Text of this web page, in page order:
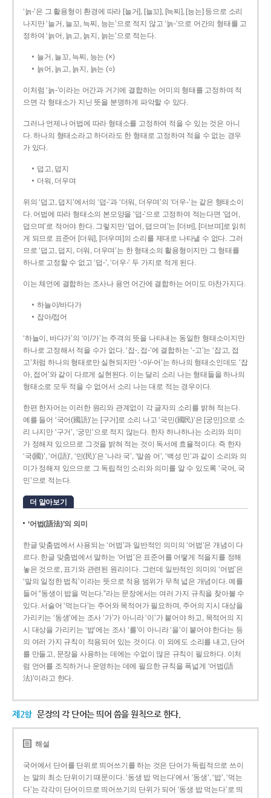
‘늙-’은 그 활용형이 환경에 따라 [늘거], [늘꼬], [늑찌], [능는] 등으로 소리
나지만 ‘늘거, 늘꼬, 늑찌, 능는’으로 적지 않고 ‘늙-’으로 어간의 형태를 고
정하여 ‘늙어, 늙고, 늙지, 늙는’으로 적는다.
늘거, 늘꼬, 늑찌, 능는 (×)
늙어, 늙고, 늙지, 늙는 (○)
이처럼 ‘늙-­’이라는 어간과 거기에 결합하는 어미의 형태를 고정하여 적
으면 각 형태소가 지닌 뜻을 분명하게 파악할 수 있다.
그러나 언제나 어법에 따라 형태소를 고정하여 적을 수 있는 것은 아니
다. 하나의 형태소라고 하더라도 한 형태로 고정하여 적을 수 없는 경우
가 있다.
덥고, 덥지
더워, 더우며
위의 ‘덥고, 덥지’에서의 ‘덥-­’과 ‘더워, 더우며’의 ‘더우-­’는 같은 형태소이
다. 어법에 따라 형태소의 본모양을 ‘덥-­’으로 고정하여 적는다면 ‘덥어,
덥으며’로 적어야 한다. 그렇지만 ‘덥어, 덥으며’는 [더버], [더브며]로 읽히
게 되므로 표준어 [더워], [더우며]의 소리를 제대로 나타낼 수 없다. 그러
므로 ‘덥고, 덥지, 더워, 더우며’는 한 형태소의 활용형이지만 그 형태를
하나로 고정할 수 없고 ‘덥-’, ‘더우-’ 두 가지로 적게 된다.
이는 체언에 결합하는 조사나 용언 어간에 결합하는 어미도 마찬가지다.
하늘이/바다가
잡아/접어
‘하늘이, 바다가’의 ‘이/가’는 주격의 뜻을 나타내는 동일한 형태소이지만
하나로 고정해서 적을 수가 없다. ‘잡-, 접-’에 결합하는 ‘-고’는 ‘잡고, 접
고’처럼 하나의 형태로만 실현되지만 ‘-아/-어’는 하나의 형태소인데도 ‘잡
아, 접어’와 같이 다르게 실현된다. 이는 달리 소리 나는 형태들을 하나의
형태소로 모두 적을 수 없어서 소리 나는 대로 적는 경우이다.
한편 한자어는 이러한 원리와 관계없이 각 글자의 소리를 밝혀 적는다.
예를 들어 ‘국어(國語)’는 [구거]로 소리 나고 ‘국민(國民)’은 [궁민]으로 소
리 나지만 ‘구거’, ‘궁민’으로 적지 않는다. 한자 하나하나는 소리와 의미
가 정해져 있으므로 그것을 밝혀 적는 것이 독서에 효율적이다. 즉 한자
‘국(國)’, ‘어(語)’, ‘민(民)’은 ‘나라 국’, ‘말씀 어’, ‘백성 민’과 같이 소리와 의
미가 정해져 있으므로 그 독립적인 소리와 의미를 알 수 있도록 ‘국어, 국
민’으로 적는다.
더 알아보기
‘어법(語法)’의 의미
한글 맞춤법에서 사용되는 ‘어법’과 일반적인 의미의 ‘어법’은 개념이 다
르다. 한글 맞춤법에서 말하는 ‘어법’은 표준어를 어떻게 적을지를 정해
놓은 것으로, 표기와 관련된 원리이다. 그런데 일반적인 의미의 ‘어법’은
‘말의 일정한 법칙’이라는 뜻으로 적용 범위가 무척 넓은 개념이다. 예를
들어 “동생이 밥을 먹는다.”라는 문장에서는 여러 가지 규칙을 찾아볼 수
있다. 서술어 ‘먹는다’는 주어와 목적어가 필요하며, 주어의 지시 대상을
가리키는 ‘동생’에는 조사 ‘가’가 아니라 ‘이’가 붙어야 하고, 목적어의 지
시 대상을 가리키는 ‘밥’에는 조사 ‘를’이 아니라 ‘을’이 붙어야 한다는 등
의 여러 가지 규칙이 적용되어 있는 것이다. 이 외에도 소리를 내고, 단어
를 만들고, 문장을 사용하는 데에는 수없이 많은 규칙이 필요하다. 이처
럼 언어를 조직하거나 운영하는 데에 필요한 규칙을 폭넓게 ‘어법(語
法)’이라고 한다.
제2항 문장의 각 단어는 띄어 씀을 원칙으로 한다.
해설
국어에서 단어를 단위로 띄어쓰기를 하는 것은 단어가 독립적으로 쓰이
는 말의 최소 단위이기 때문이다. ‘동생 밥 먹는다’에서 ‘동생’, ‘밥’, ‘먹는
다’는 각각이 단어이므로 띄어쓰기의 단위가 되어 ‘동생 밥 먹는다’로 띄